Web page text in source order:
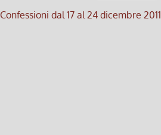
Confessioni dal 17 al 24 dicembre 2011